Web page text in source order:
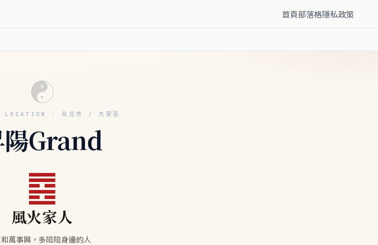
首頁部落格隱私政策
☯
· 台北市 / 大安區
陽Grand
䷤
風火家人
萬事興，多陪陪身邊的人